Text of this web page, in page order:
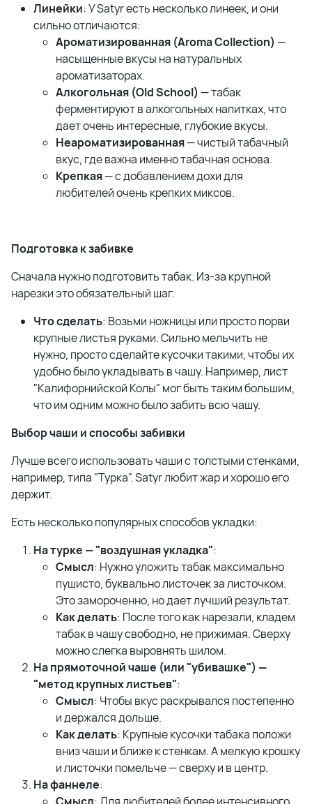
Линейки: У Satyr есть несколько линеек, и они
сильно отличаются:
Ароматизированная (Aroma Collection) —
насыщенные вкусы на натуральных
ароматизаторах.
Алкогольная (Old School) — табак
ферментируют в алкогольных напитках, что
дает очень интересные, глубокие вкусы.
Неароматизированная— чистый табачный
вкус, где важна именно табачная основа.
Крепкая— с добавлением дохи для
любителей очень крепких миксов.
Подготовка к забивке
Сначала нужно подготовить табак. Из-за крупной
нарезки это обязательный шаг.
Что сделать: Возьми ножницы или просто порви
крупные листья руками. Сильно мельчить не
нужно, просто сделайте кусочки такими, чтобы их
удобно было укладывать в чашу. Например, лист
"Калифорнийской Колы" мог быть таким большим,
что им одним можно было забить всю чашу.
Выбор чаши и способы забивки
Лучше всего использовать чаши с толстыми стенками,
например, типа "Турка". Satyr любит жар и хорошо его
держит.
Есть несколько популярных способов укладки:
На турке — "воздушная укладка":
Смысл: Нужно уложить табак максимально
пушисто, буквально листочек за листочком.
Это замороченно, но дает лучший результат.
Как делать: После того как нарезали, кладем
табак в чашу свободно, не прижимая. Сверху
можно слегка выровнять шилом.
На прямоточной чаше (или "убивашке") —
"метод крупных листьев":
Смысл: Чтобы вкус раскрывался постепенно
и держался дольше.
Как делать: Крупные кусочки табака положи
вниз чаши и ближе к стенкам. А мелкую крошку
и листочки помельче — сверху и в центр.
На фаннеле: